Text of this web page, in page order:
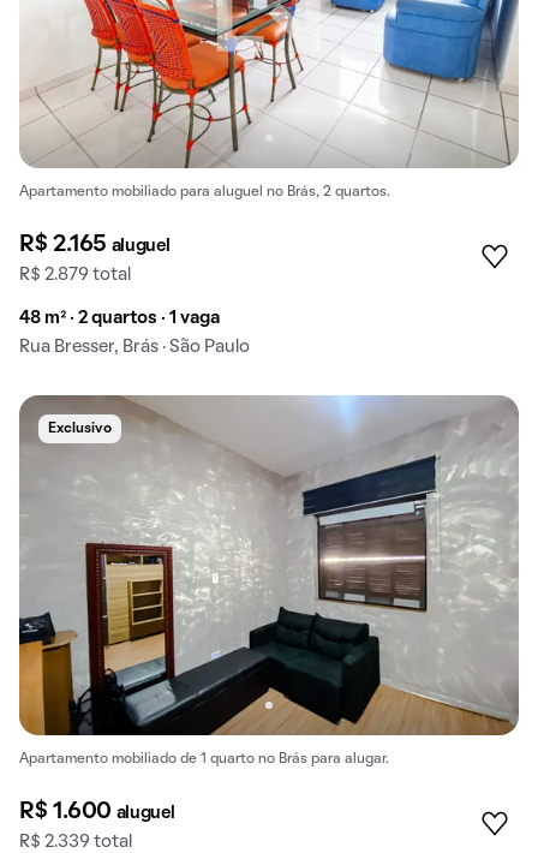
Apartamento mobiliado para aluguel no Brás, 2 quartos.
R$ 2.165 aluguel
R$ 2.879 total
48 m² · 2 quartos · 1 vaga
Rua Bresser, Brás · São Paulo
Exclusivo
Apartamento mobiliado de 1 quarto no Brás para alugar.
R$ 1.600 aluguel
R$ 2.339 total